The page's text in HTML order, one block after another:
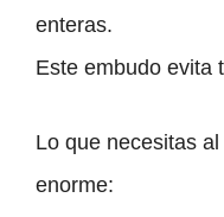
enteras.
Este embudo evita
Lo que necesitas
enorme: